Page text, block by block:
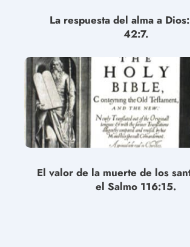
La respuesta del alma a
42:7.
El valor de la muerte de los
el Salmo 116:15.